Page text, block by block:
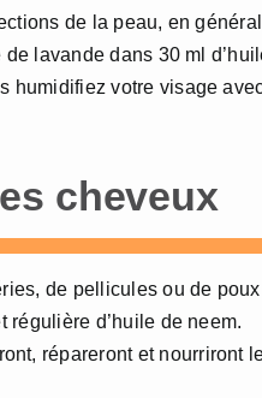
de la peau, en
lavande dans 30 ml
humidifiez votre visage
cheveux
de pellicules ou de
d’huile de neem.
répareront et nourriront